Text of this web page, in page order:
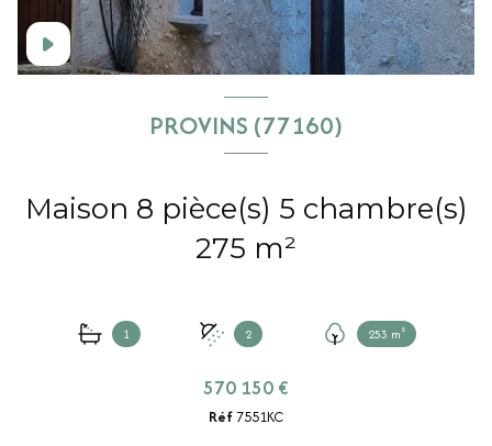
PROVINS (77160)
Maison 8 pièce(s) 5 chambre(s)
275 m²
1 2 253 m²
570 150 €
Réf 7551KC